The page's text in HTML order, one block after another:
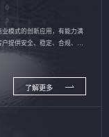
模式的创新应用，有能力满
提供安全、稳定、合规、持
了解更多